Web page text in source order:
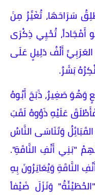
سَرَاحَهَا، تُغَيِّرُ مِنَ
أَمْجَاداً، تُحْيِي ذِكْرَى
أَلْفُ دَلِيلٍ عَلَى
بَشَرٌ.
وَهُوَ صَغِيرٌ، ذَبَحَ أَبُوهُ
عَلَيْهِ ذَوُوهُ لَقَبَ
وَتَنَاسَى النَّاسُ
"بَنِي أَنْفِ النَّاقَةِ".
النَّاقَةِ وَيُعَايَرُونَ بِهِ
وَنَزَلَ ضَيْفاً